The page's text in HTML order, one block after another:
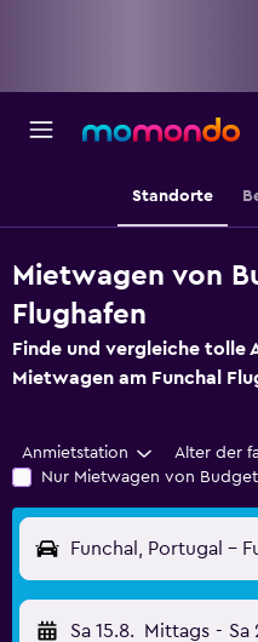
Standorte
Mietwagen von
Flughafen
Finde und vergleiche tolle
Mietwagen am Funchal
Anmietstation Alter der
Nur Mietwagen von Budget
Funchal, Portugal -
Sa 15.8. Mittags - Sa